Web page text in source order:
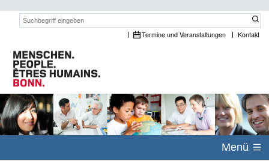
Suchwort:
Termine und Veranstaltungen Kontakt
Menü